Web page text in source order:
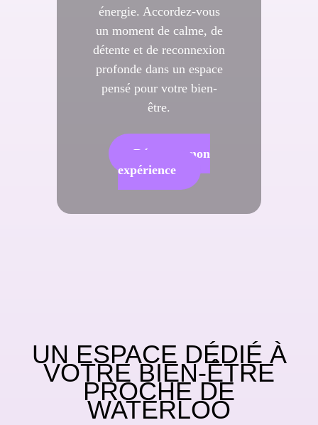
énergie. Accordez-vous
un moment de calme, de
détente et de reconnexion
profonde dans un espace
pensé pour votre bien-
être.
Réserver mon
expérience
UN ESPACE DÉDIÉ À
VOTRE BIEN-ÊTRE
PROCHE DE
WATERLOO